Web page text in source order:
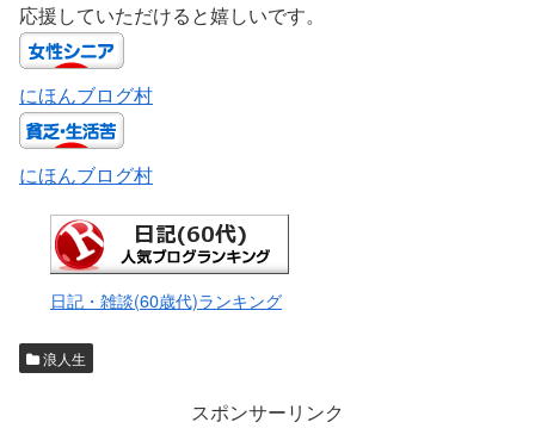
応援していただけると嬉しいです。
にほんブログ村
にほんブログ村
日記・雑談(60歳代)ランキング
浪人生
スポンサーリンク